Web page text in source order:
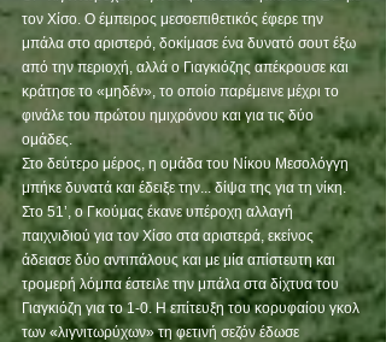
τον Χίσο. Ο έμπειρος μεσοεπιθετικός έφερε την
μπάλα στο αριστερό, δοκίμασε ένα δυνατό σουτ έξω
από την περιοχή, αλλά ο Γιαγκιόζης απέκρουσε και
κράτησε το «μηδέν», το οποίο παρέμεινε μέχρι το
φινάλε του πρώτου ημιχρόνου και για τις δύο
ομάδες.
Στο δεύτερο μέρος, η ομάδα του Νίκου Μεσολόγγη
μπήκε δυνατά και έδειξε την... δίψα της για τη νίκη.
Στο 51’, ο Γκούμας έκανε υπέροχη αλλαγή
παιχνιδιού για τον Χίσο στα αριστερά, εκείνος
άδειασε δύο αντιπάλους και με μία απίστευτη και
τρομερή λόμπα έστειλε την μπάλα στα δίχτυα του
Γιαγκιόζη για το 1-0. Η επίτευξη του κορυφαίου γκολ
των «λιγνιτωρύχων» τη φετινή σεζόν έδωσε